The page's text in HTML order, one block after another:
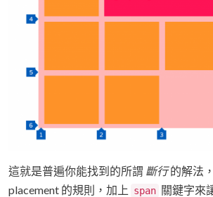
這就是普遍你能找到的所謂 斷行的解法
placement 的規則，加上
span 關鍵字來